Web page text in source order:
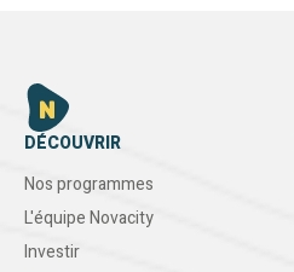
DÉCOUVRIR
Nos programmes
L'équipe Novacity
Investir